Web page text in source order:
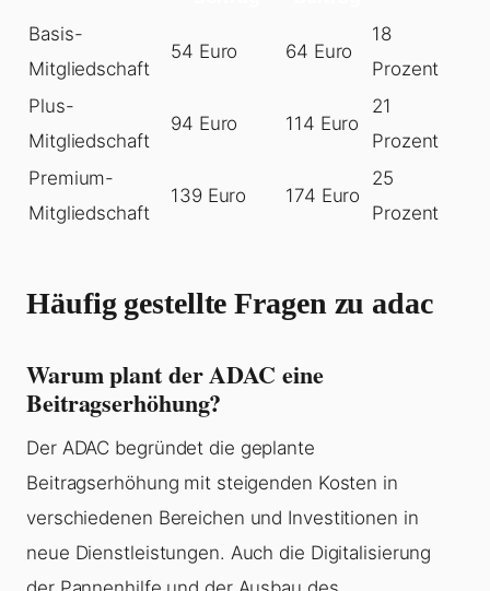
Basis-
Mitgliedschaft
54 Euro 64 Euro
18
Prozent
Plus-
Mitgliedschaft
94 Euro 114 Euro
21
Prozent
Premium-
Mitgliedschaft
139 Euro 174 Euro
25
Prozent
Häufig gestellte Fragen zu adac
Warum plant der ADAC eine
Beitragserhöhung?
Der ADAC begründet die geplante
Beitragserhöhung mit steigenden Kosten in
verschiedenen Bereichen und Investitionen in
neue Dienstleistungen. Auch die Digitalisierung